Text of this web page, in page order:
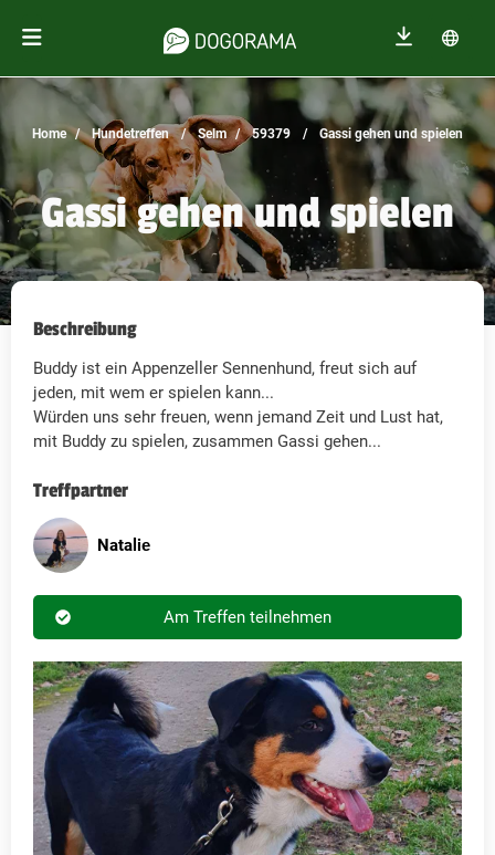
Home Hundetreffen Selm 59379 Gassi gehen und spielen
Gassi gehen und spielen
Beschreibung
Buddy ist ein Appenzeller Sennenhund, freut sich auf
jeden, mit wem er spielen kann...
Würden uns sehr freuen, wenn jemand Zeit und Lust hat,
mit Buddy zu spielen, zusammen Gassi gehen...
Treffpartner
Nataliе
Am Treffen teilnehmen